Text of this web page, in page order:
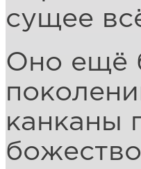
сущее
Оно ещё
канканы